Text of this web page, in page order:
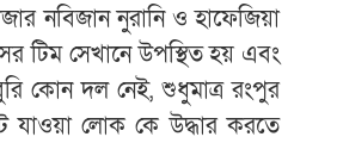
নবিজান নুরানি ও হাফেজিয়া
টিম সেখানে উপস্থিত হয় এবং
কোন দল নেই, শুধুমাত্র রংপুর
যাওয়া লোক কে উদ্ধার করতে